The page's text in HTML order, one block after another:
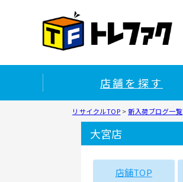
店舗を探す
リサイクルTOP >新入荷ブログ一覧
大宮店
店舗TOP